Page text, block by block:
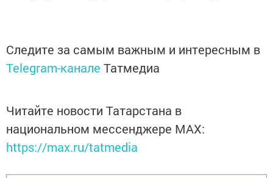
Следите за самым важным и интересным в
Telegram-канале Татмедиа
Читайте новости Татарстана в
национальном мессенджере MАХ:
https://max.ru/tatmedia